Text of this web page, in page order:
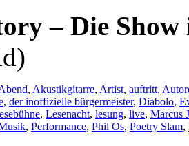
– Die Show
, Akustikgitarre, Artist, auftritt,
, der inoffizielle bürgermeister, Diabolo,
, Lesenacht, lesung, live, Marcus
, Performance, Phil Os, Poetry Slam,